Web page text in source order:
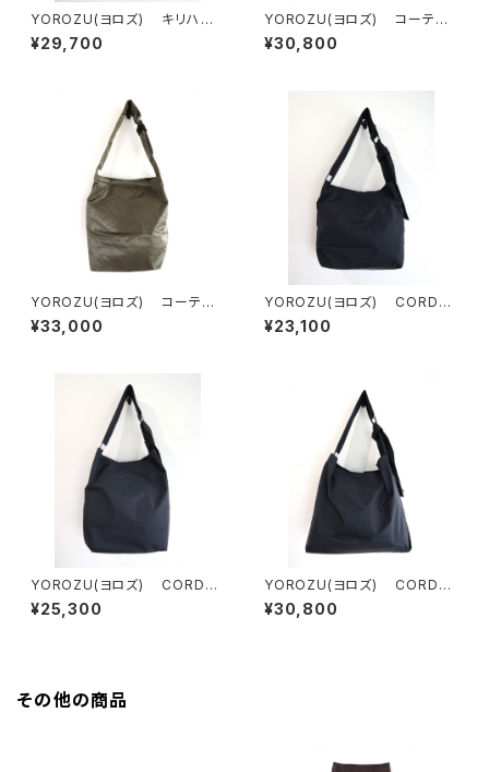
YOROZU(ヨロズ) キリハナC
TSテノヒラ
¥29,700
YOROZU(ヨロズ) コーテッ
ク タスキショルダー2番
¥30,800
YOROZU(ヨロズ) コーテッ
ク タスキショルダー1番
¥33,000
YOROZU(ヨロズ) CORDU
RAタスキショルダー2番
¥23,100
YOROZU(ヨロズ) CORDU
RAタスキショルダー1番
¥25,300
YOROZU(ヨロズ) CORDU
RAタスキショルダー0番
¥30,800
その他の商品